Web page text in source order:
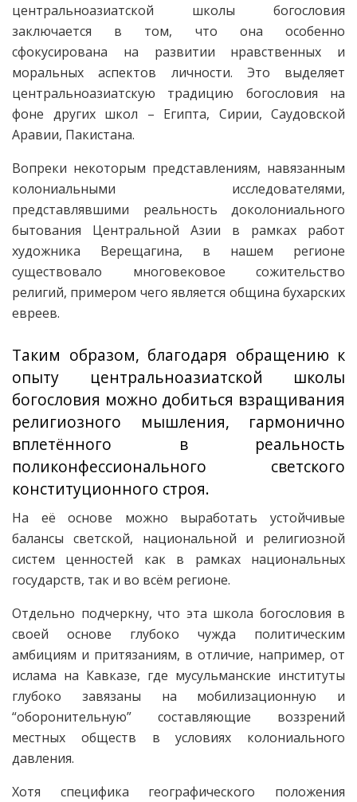
центральноазиатской школы богословия
заключается в том, что она особенно
сфокусирована на развитии нравственных и
моральных аспектов личности. Это выделяет
центральноазиатскую традицию богословия на
фоне других школ – Египта, Сирии, Саудовской
Аравии, Пакистана.
Вопреки некоторым представлениям, навязанным
колониальными исследователями,
представлявшими реальность доколониального
бытования Центральной Азии в рамках работ
художника Верещагина, в нашем регионе
существовало многовековое сожительство
религий, примером чего является община бухарских
евреев.
Таким образом, благодаря обращению к
опыту центральноазиатской школы
богословия можно добиться взращивания
религиозного мышления, гармонично
вплетённого в реальность
поликонфессионального светского
конституционного строя.
На её основе можно выработать устойчивые
балансы светской, национальной и религиозной
систем ценностей как в рамках национальных
государств, так и во всём регионе.
Отдельно подчеркну, что эта школа богословия в
своей основе глубоко чужда политическим
амбициям и притязаниям, в отличие, например, от
ислама на Кавказе, где мусульманские институты
глубоко завязаны на мобилизационную и
“оборонительную” составляющие воззрений
местных обществ в условиях колониального
давления.
Хотя специфика географического положения